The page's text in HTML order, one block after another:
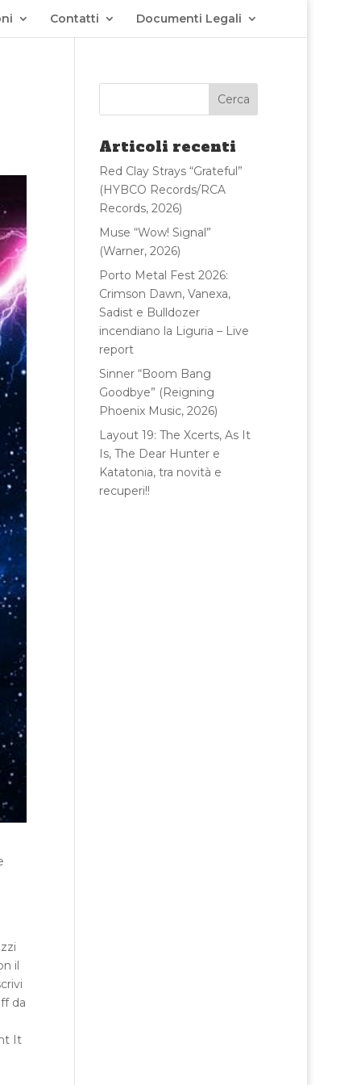
Contatti Documenti Legali
il
da
It
Articoli recenti
Red Clay Strays “Grateful”
(HYBCO Records/RCA
Records, 2026)
Muse “Wow! Signal”
(Warner, 2026)
Porto Metal Fest 2026:
Crimson Dawn, Vanexa,
Sadist e Bulldozer
incendiano la Liguria – Live
report
Sinner “Boom Bang
Goodbye” (Reigning
Phoenix Music, 2026)
Layout 19: The Xcerts, As It
Is, The Dear Hunter e
Katatonia, tra novità e
recuperi!!